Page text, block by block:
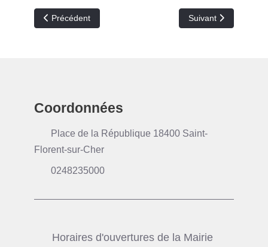
Article précédent : Atelier Mem'hop
Précédent Article suivant :
Suivant
Coordonnées
Place de la République 18400 Saint-
Florent-sur-Cher
0248235000
Horaires d'ouvertures de la Mairie